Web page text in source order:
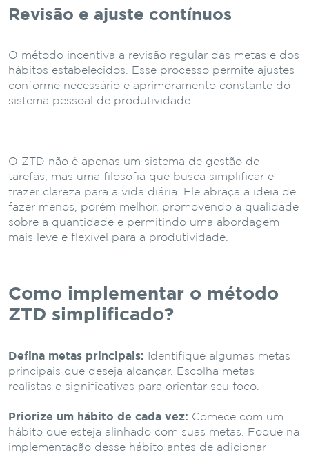
Revisão e ajuste contínuos
O método incentiva a revisão regular das metas e dos
hábitos estabelecidos. Esse processo permite ajustes
conforme necessário e aprimoramento constante do
sistema pessoal de produtividade.
O ZTD não é apenas um sistema de gestão de
tarefas, mas uma filosofia que busca simplificar e
trazer clareza para a vida diária. Ele abraça a ideia de
fazer menos, porém melhor, promovendo a qualidade
sobre a quantidade e permitindo uma abordagem
mais leve e flexível para a produtividade.
Como implementar o método
ZTD simplificado?
Defina metas principais: Identifique algumas metas
principais que deseja alcançar. Escolha metas
realistas e significativas para orientar seu foco.
Priorize um hábito de cada vez: Comece com um
hábito que esteja alinhado com suas metas. Foque na
implementação desse hábito antes de adicionar